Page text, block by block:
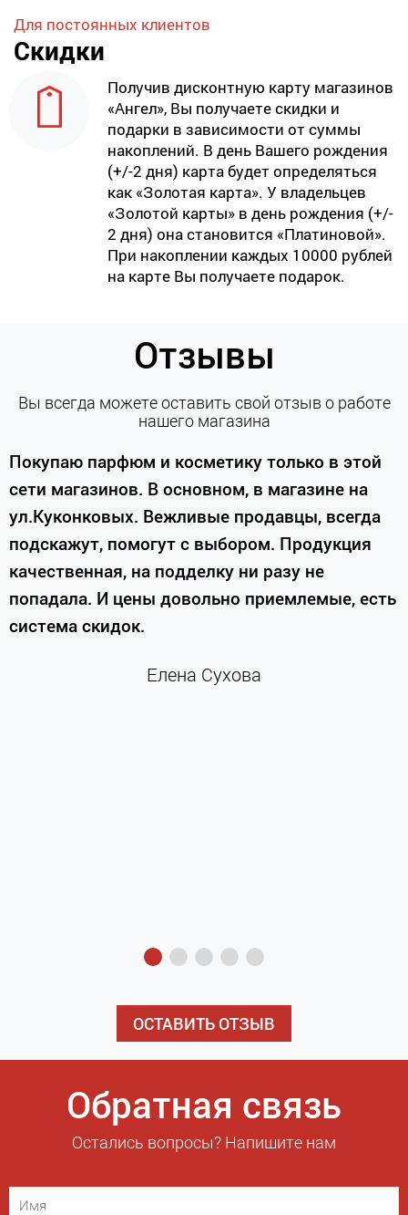
Для постоянных клиентов
Скидки
Получив дисконтную карту магазинов
«Ангел», Вы получаете скидки и
подарки в зависимости от суммы
накоплений. В день Вашего рождения
(+/-2 дня) карта будет определяться
как «Золотая карта». У владельцев
«Золотой карты» в день рождения (+/-
2 дня) она становится «Платиновой».
При накоплении каждых 10000 рублей
на карте Вы получаете подарок.
Отзывы
Вы всегда можете оставить свой отзыв о работе
нашего магазина
Покупаю парфюм и косметику только в этой
сети магазинов. В основном, в магазине на
ул.Куконковых. Вежливые продавцы, всегда
подскажут, помогут с выбором. Продукция
качественная, на подделку ни разу не
попадала. И цены довольно приемлемые, есть
система скидок.
Елена Сухова
ОСТАВИТЬ ОТЗЫВ
Обратная связь
Остались вопросы? Напишите нам